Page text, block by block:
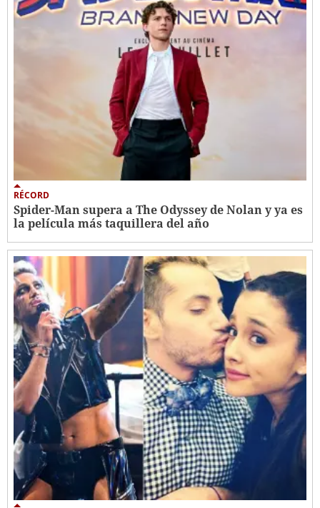
RÉCORD
Spider-Man supera a The Odyssey de Nolan y ya es
la película más taquillera del año